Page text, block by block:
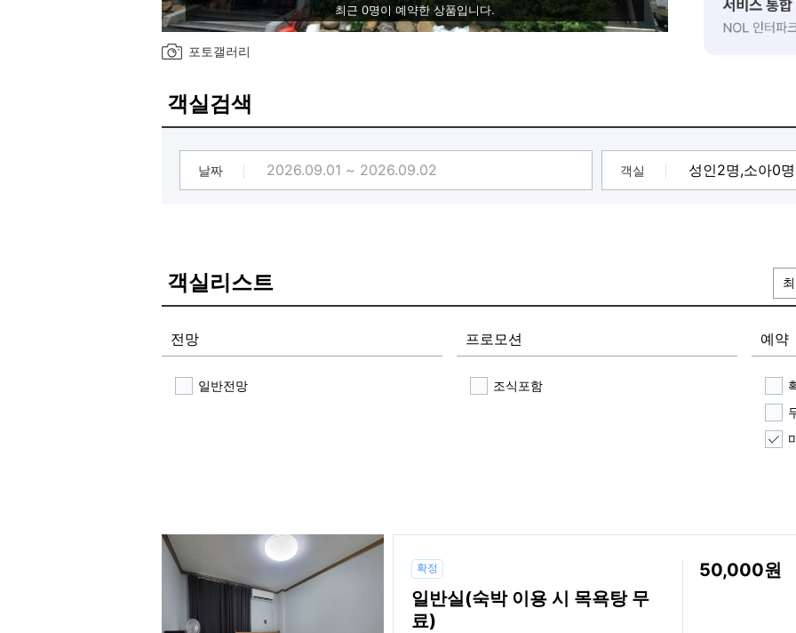
최근 0명이 예약한 상품입니다.
포토갤러리
객실검색
날짜 객실
객실리스트
전망
일반전망
프로모션
조식포함
예약
확정
일반실(숙박 이용 시 목욕탕 무
료)
50,000